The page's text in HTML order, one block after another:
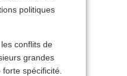
politiques
conflits de
grandes
spécificité.